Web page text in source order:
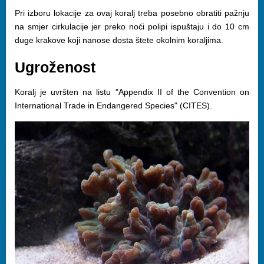
Pri izboru lokacije za ovaj koralj treba posebno obratiti pažnju
na smjer cirkulacije jer preko noći polipi ispuštaju i do 10 cm
duge krakove koji nanose dosta štete okolnim koraljima.
Ugroženost
Koralj je uvršten na listu "Appendix II of the Convention on
International Trade in Endangered Species" (CITES).